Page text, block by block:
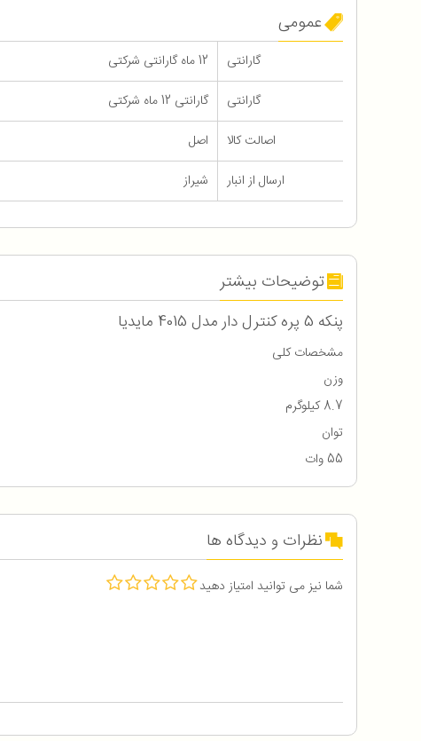
عمومی
گارانتی
12 ماه گارانتی شرکتی
گارانتی
گارانتی 12 ماه شرکتی
اصالت کالا
اصل
ارسال از انبار
شیراز
توضیحات بیشتر
پنکه 5 پره کنترل دار مدل 4015 مایدیا
مشخصات کلی
وزن
8.7 کیلوگرم
توان
55 وات
نظرات و دیدگاه ها
شما نیز می توانید امتیاز دهید